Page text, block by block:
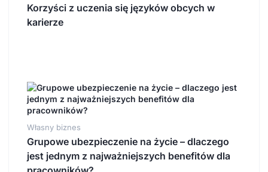
Korzyści z uczenia się języków obcych w
karierze
Własny biznes
Grupowe ubezpieczenie na życie – dlaczego
jest jednym z najważniejszych benefitów dla